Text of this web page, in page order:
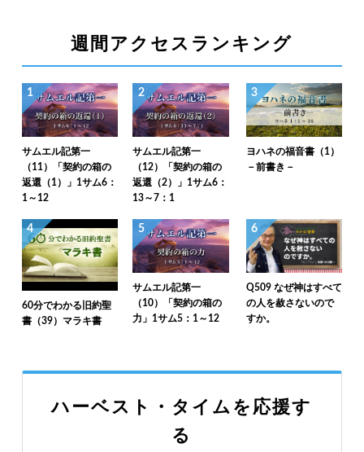
週間アクセスランキング
1
サムエル記第一
（11）「契約の箱の
返還（1）」1サム6：
1～12
2
サムエル記第一
（12）「契約の箱の
返還（2）」1サム6：
13～7：1
3
ヨハネの福音書（1）
－前書き－
4
60分でわかる旧約聖
書（39）マラキ書
5
サムエル記第一
（10）「契約の箱の
力」1サム5：1～12
6
Q509 なぜ神はすべて
の人を赦さないので
すか。
ハーベスト・タイムを応援す
る